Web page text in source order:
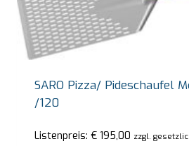
SARO Pizza/ Pideschaufel
/120
Listenpreis: €195,00 zzgl.